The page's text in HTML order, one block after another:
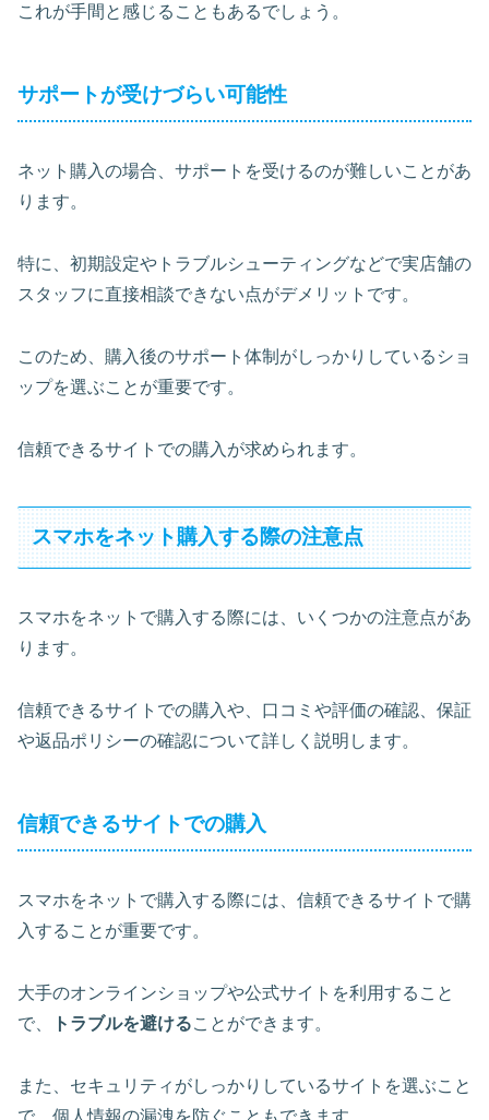
これが手間と感じることもあるでしょう。
サポートが受けづらい可能性
ネット購入の場合、サポートを受けるのが難しいことがあ
ります。
特に、初期設定やトラブルシューティングなどで実店舗の
スタッフに直接相談できない点がデメリットです。
このため、購入後のサポート体制がしっかりしているショ
ップを選ぶことが重要です。
信頼できるサイトでの購入が求められます。
スマホをネット購入する際の注意点
スマホをネットで購入する際には、いくつかの注意点があ
ります。
信頼できるサイトでの購入や、口コミや評価の確認、保証
や返品ポリシーの確認について詳しく説明します。
信頼できるサイトでの購入
スマホをネットで購入する際には、信頼できるサイトで購
入することが重要です。
大手のオンラインショップや公式サイトを利用すること
で、
トラブルを避けることができます。
また、セキュリティがしっかりしているサイトを選ぶこと
で、 個人情報の漏洩を防ぐ こともできます。